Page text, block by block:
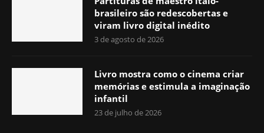
brasileiro são redescobertas e
viram livro digital inédito
3 de agosto de 2026
Livro mostra como o cinema criar
memórias e estimula a imaginação
infantil
23 de julho de 2026